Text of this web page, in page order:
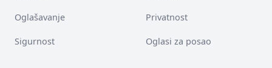
Oglašavanje Privatnost
Sigurnost Oglasi za posao